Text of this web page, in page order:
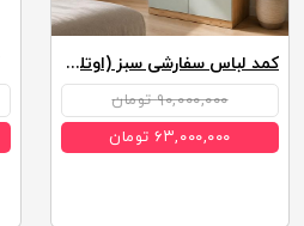
کمد لباس سفارشی سبز (اوتلت)
۹۰,۰۰۰,۰۰۰ تومان
۶۳,۰۰۰,۰۰۰ تومان